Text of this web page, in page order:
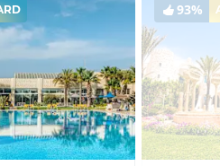
93%